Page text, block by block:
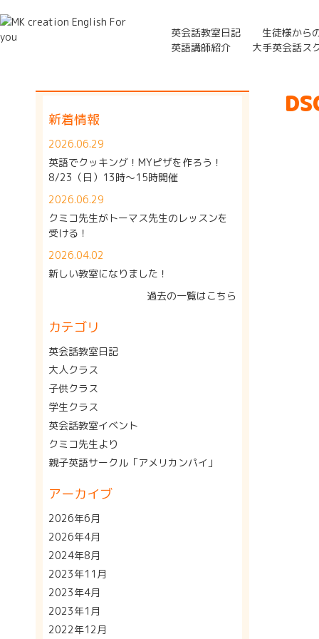
英会話教室日記
生徒様から
英語講師紹介
大手英会話ス
新着情報
2026.06.29
英語でクッキング！MYピザを作ろう！
8/23（日）13時～15時開催
2026.06.29
クミコ先生がトーマス先生のレッスンを
受ける！
2026.04.02
新しい教室になりました！
過去の一覧はこちら
カテゴリ
英会話教室日記
大人クラス
子供クラス
学生クラス
英会話教室イベント
クミコ先生より
親子英語サークル「アメリカンパイ」
アーカイブ
2026年6月
2026年4月
2024年8月
2023年11月
2023年4月
2023年1月
2022年12月